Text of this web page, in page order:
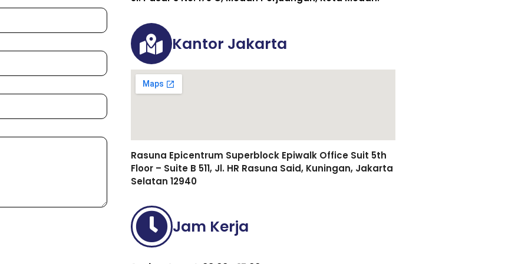
Kantor Jakarta
Rasuna Epicentrum Superblock Epiwalk Office Suit 5th
Floor – Suite B 511, Jl. HR Rasuna Said, Kuningan, Jakarta
Selatan 12940
Jam Kerja